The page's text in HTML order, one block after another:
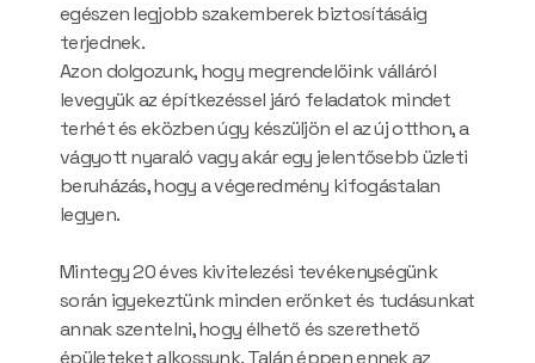
egészen legjobb szakemberek biztosításáig
terjednek.
Azon dolgozunk, hogy megrendelőink válláról
levegyük az építkezéssel járó feladatok mindet
terhét és eközben úgy készüljön el az új otthon, a
vágyott nyaraló vagy akár egy jelentősebb üzleti
beruházás, hogy a végeredmény kifogástalan
legyen.
Mintegy 20 éves kivitelezési tevékenységünk
során igyekeztünk minden erőnket és tudásunkat
annak szentelni, hogy élhető és szerethető
épületeket alkossunk. Talán éppen ennek az